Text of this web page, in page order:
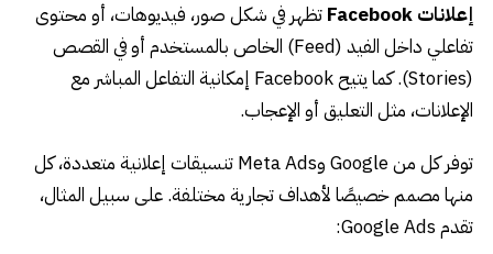
إعلانات Facebook
تظهر في شكل صور، فيديوهات، أو محتوى
تفاعلي داخل الفيد (Feed) الخاص بالمستخدم أو في القصص
(Stories). كما يتيح Facebook إمكانية التفاعل المباشر مع
الإعلانات، مثل التعليق أو الإعجاب.
توفر كل من Google وMeta Ads تنسيقات إعلانية متعددة، كل
منها مصمم خصيصًا لأهداف تجارية مختلفة. على سبيل المثال،
تقدم Google Ads: